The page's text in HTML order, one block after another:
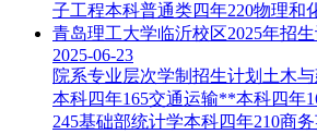
子工程本科普通类四年220物理和
青岛理工大学临沂校区2025年招生
2025-06-23
院系专业层次学制招生计划土木
本科四年165交通运输**本科四年
245基础部统计学本科四年210商